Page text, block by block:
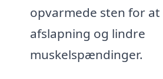
opvarmede sten for at
afslapning og lindre
muskelspændinger.